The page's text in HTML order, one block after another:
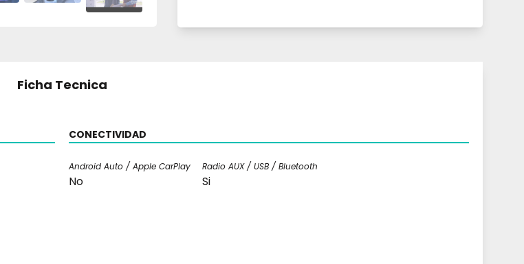
Ficha Tecnica
CONECTIVIDAD
Android Auto / Apple CarPlay
No
Radio AUX / USB / Bluetooth
Si